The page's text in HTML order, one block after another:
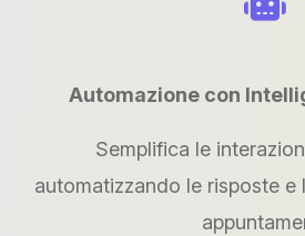
Automazione con
Semplifica le
automatizzando le risposte e